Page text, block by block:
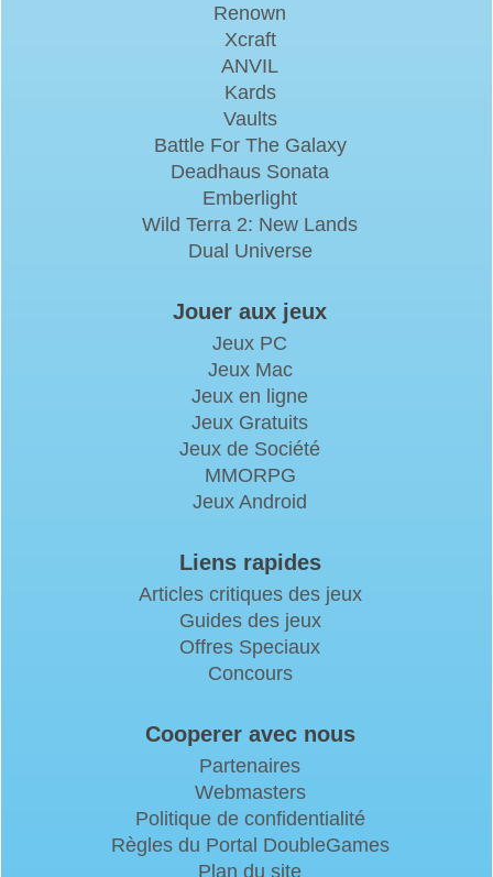
Renown
Xcraft
ANVIL
Kards
Vaults
Battle For The Galaxy
Deadhaus Sonata
Emberlight
Wild Terra 2: New Lands
Dual Universe
Jouer aux jeux
Jeux PC
Jeux Mac
Jeux en ligne
Jeux Gratuits
Jeux de Société
MMORPG
Jeux Android
Liens rapides
Articles critiques des jeux
Guides des jeux
Offres Speciaux
Concours
Cooperer avec nous
Partenaires
Webmasters
Politique de confidentialité
Règles du Portal DoubleGames
Plan du site